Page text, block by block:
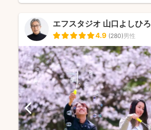
エフスタジオ 山口よしひろ
4.9 (280)男性